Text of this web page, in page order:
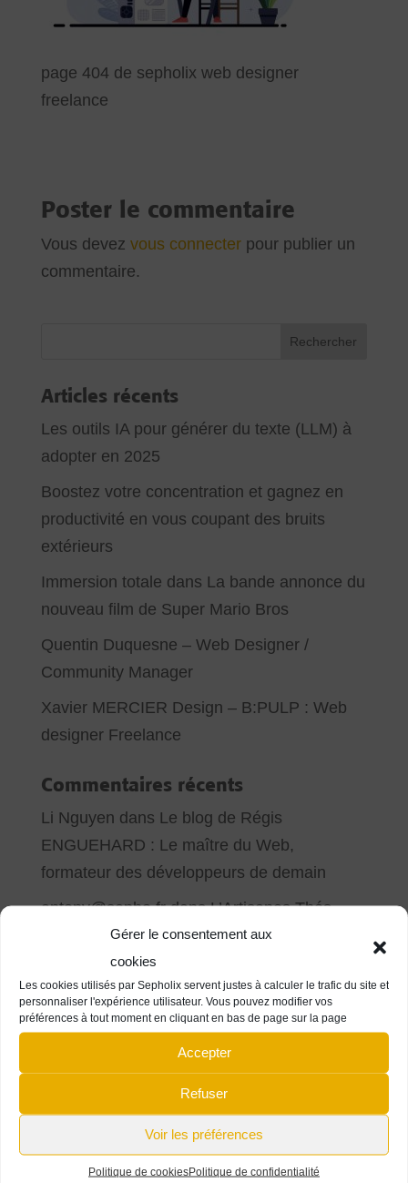
Gérer le consentement aux
cookies
Les cookies utilisés par Sepholix servent justes à calculer le trafic du site et
personnaliser l'expérience utilisateur. Vous pouvez modifier vos
préférences à tout moment en cliquant en bas de page sur la page
Accepter
Refuser
Voir les préférences
Politique de cookiesPolitique de confidentialité
page 404 de sepholix web designer
freelance
Poster le commentaire
Vous devez vous connecterpour publier un
commentaire.
Articles récents
Les outils IA pour générer du texte (LLM) à
adopter en 2025
Boostez votre concentration et gagnez en
productivité en vous coupant des bruits
extérieurs
Immersion totale dans La bande annonce du
nouveau film de Super Mario Bros
Quentin Duquesne – Web Designer /
Community Manager
Xavier MERCIER Design – B:PULP : Web
designer Freelance
Commentaires récents
Li Nguyen dans Le blog de Régis
ENGUEHARD : Le maître du Web,
formateur des développeurs de demain
antony@sepho.frdansL’Artisanes Thés
Cafés – Création de la boutique en ligne
Hanna Adamsdans
– Création de la boutique en ligne
antony@sepho.frdansIdée Cadeau : l’arbre
dansIdée Cadeau : l’arbre